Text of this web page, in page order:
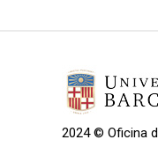
2024 © Oficina